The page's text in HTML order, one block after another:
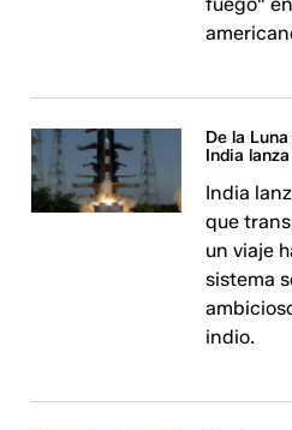
De la
India
India
que
un viaje
sistema
indio.